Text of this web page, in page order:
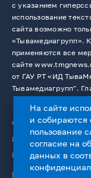
с указанием
использование
сайта возможно
«Тывамедиагрупп».
применяются все
сайте
от ГАУ РТ «ИД
Тывамедиагрупп".
© 2026. Все права
Пользовательское
Использование
Работает на
На сайте
и собираются
пользование
согласие на
данных в